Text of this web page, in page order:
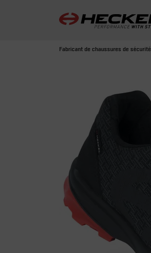
Fabricant de chaussures de sécurité